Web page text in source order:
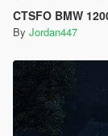
CTSFO BMW 1200 GS
By Jordan447